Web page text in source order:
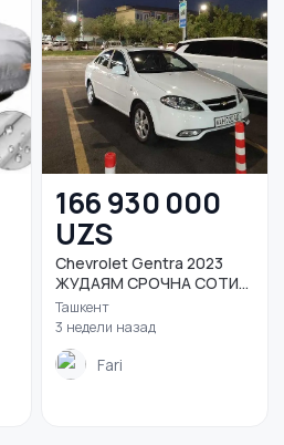
166 930 000
UZS
Chevrolet Gentra 2023
ЖУДАЯМ СРОЧНА СОТИ...
Ташкент
3 недели назад
Fari